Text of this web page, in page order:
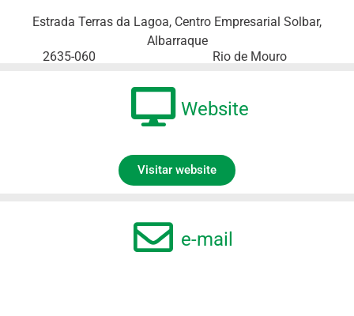
Estrada Terras da Lagoa, Centro Empresarial Solbar,
Albarraque
2635-060
Rio de Mouro
Website
Visitar website
e-mail